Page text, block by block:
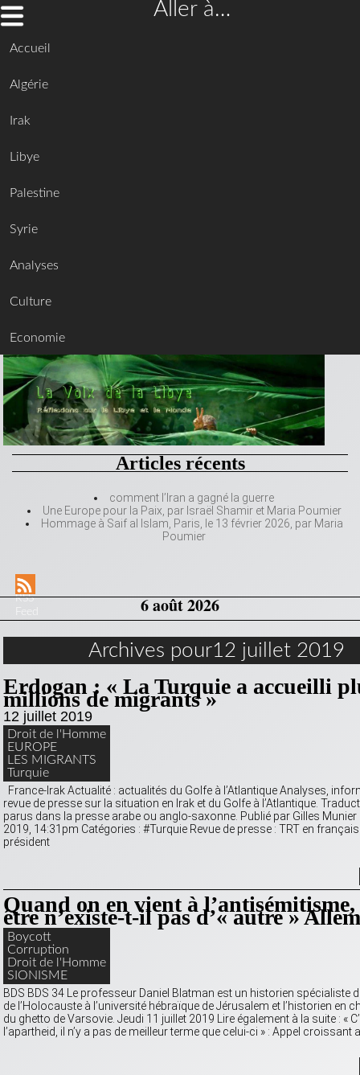
Aller à…
Accueil
Algérie
Irak
Libye
Palestine
Syrie
Analyses
Culture
Economie
Articles récents
comment l’Iran a gagné la guerre
Une Europe pour la Paix, par Israël Shamir et Maria Poumier
Hommage à Saif al Islam, Paris, le 13 février 2026, par Maria
Poumier
RSS
6 août 2026
Archives pour12 juillet 2019
Erdogan : « La Turquie a accueilli
millions de migrants »
12 juillet 2019
Droit de l'Homme
EUROPE
LES MIGRANTS
Turquie
France-Irak Actualité : actualités du Golfe à l’Atlantique Analyses,
revue de presse sur la situation en Irak et du Golfe à l’Atlantique.
parus dans la presse arabe ou anglo-saxonne. Publié par Gilles Munier
2019, 14:31pm Catégories : #Turquie Revue de presse : TRT en
président
Quand on en vient à
être n’existe-t-il pas d’« autre »
Boycott
Corruption
Droit de l'Homme
SIONISME
BDS BDS 34 Le professeur Daniel Blatman est un historien spécialiste
de l’Holocauste à l’université hébraïque de Jérusalem et l’historien en
du ghetto de Varsovie. Jeudi 11 juillet 2019 Lire également à la suite : «
l’apartheid, il n’y a pas de meilleur terme que celui-ci » : Appel croissant